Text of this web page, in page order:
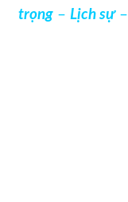
trọng – Lịch sự–